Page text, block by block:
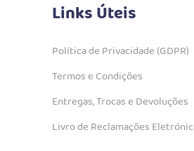
Links Úteis
Política de Privacidade (GDPR)
Termos e Condições
Entregas, Trocas e Devoluções
Livro de Reclamações